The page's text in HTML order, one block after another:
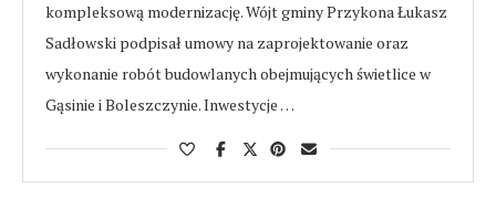
kompleksową modernizację. Wójt gminy Przykona Łukasz
Sadłowski podpisał umowy na zaprojektowanie oraz
wykonanie robót budowlanych obejmujących świetlice w
Gąsinie i Boleszczynie. Inwestycje …